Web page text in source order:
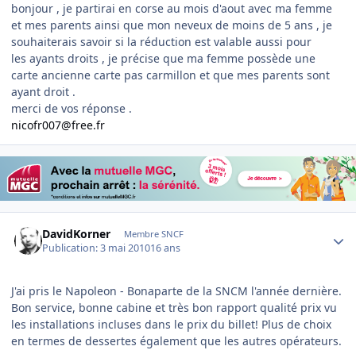
bonjour , je partirai en corse au mois d'aout avec ma femme
et mes parents ainsi que mon neveux de moins de 5 ans , je
souhaiterais savoir si la réduction est valable aussi pour
les ayants droits , je précise que ma femme possède une
carte ancienne carte pas carmillon et que mes parents sont
ayant droit .
merci de vos réponse .
nicofr007@free.fr
DavidKorner Membre SNCF
Publication:3 mai 201016 ans
J'ai pris le Napoleon - Bonaparte de la SNCM l'année dernière.
Bon service, bonne cabine et très bon rapport qualité prix vu
les installations incluses dans le prix du billet! Plus de choix
en termes de dessertes également que les autres opérateurs.